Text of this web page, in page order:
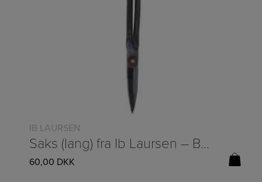
IB LAURSEN
Saks (lang) fra Ib Laursen – B:6,5/L:20cm
60,00 DKK